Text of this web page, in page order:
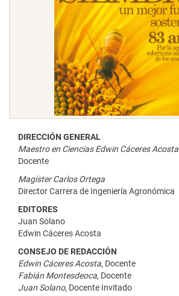
DIRECCIÓN GENERAL
Maestro en Ciencias Edwin Cáceres Acosta
Docente
Magíster Carlos Ortega
Director Carrera de Ingeniería Agronómica
EDITORES
Juan Solano
Edwin Cáceres Acosta
CONSEJO DE REDACCIÓN
Edwin Cáceres Acosta, Docente
Fabián Montesdeoca, Docente
Juan Solano, Docente Invitado